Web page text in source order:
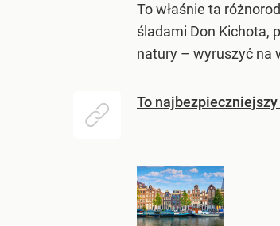
To właśnie ta
śladami Don Kichota,
natury – wyruszyć na
To